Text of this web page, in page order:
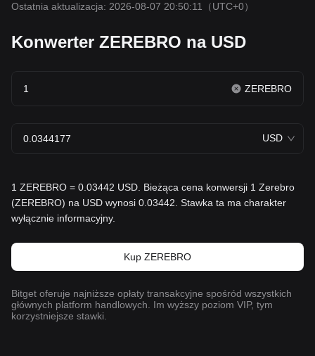
Ostatnia aktualizacja: 2026-08-07 20:50:11 （UTC+0）
Konwerter ZEREBRO na USD
ZEREBRO
USD
1 ZEREBRO = 0.03442 USD. Bieżąca cena konwersji 1 Zerebro
(ZEREBRO) na USD wynosi 0.03442. Stawka ta ma charakter
wyłącznie informacyjny.
Kup ZEREBRO
Bitget oferuje najniższe opłaty transakcyjne spośród wszystkich
głównych platform handlowych. Im wyższy poziom VIP, tym
korzystniejsze stawki.